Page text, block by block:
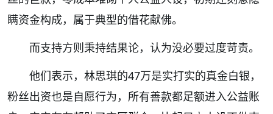
瞒资金构成，属于典型的借花献佛。
而支持方则秉持结果论，认为没必要过度苛责。
他们表示，林思琪的47万是实打实的真金白银，
粉丝出资也是自愿行为，所有善款都足额进入公益账